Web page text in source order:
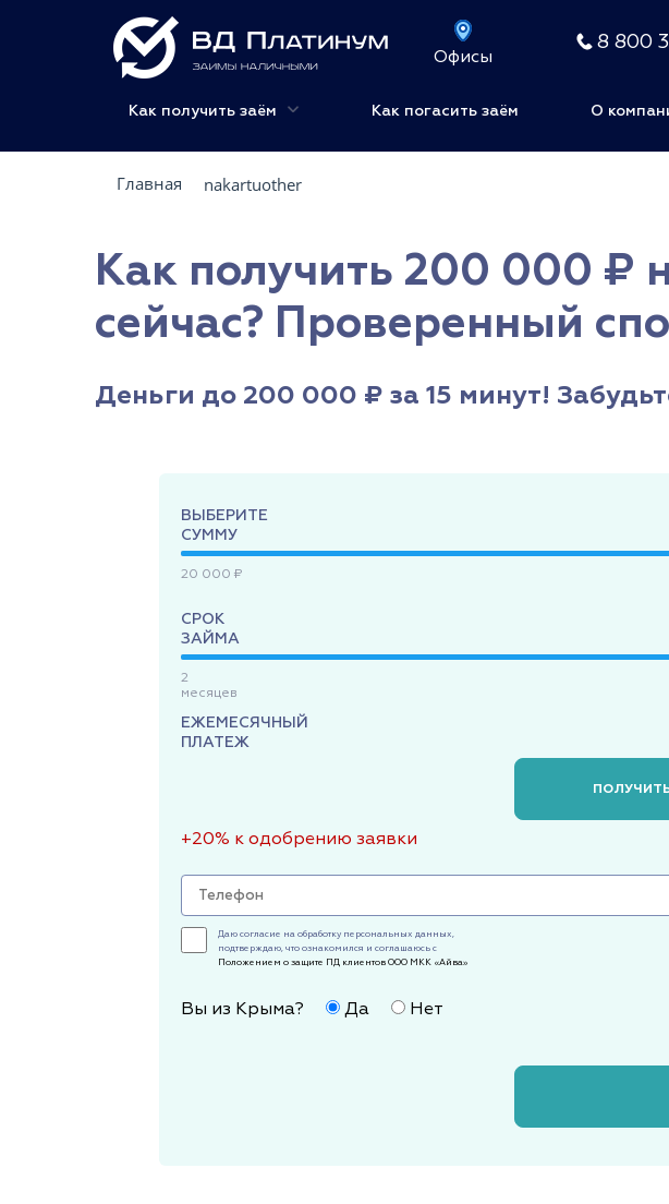
Офисы
8 800
Как получить заём Как погасить заём О
Главная nakartuother
Как получить 200 000 ₽
сейчас? Проверенный
Деньги до 200 000 ₽ за 15 минут!
ВЫБЕРИТЕ
СУММУ
20 000 ₽
СРОК
ЗАЙМА
2
месяцев
ЕЖЕМЕСЯЧНЫЙ
ПЛАТЕЖ
+20% к одобрению заявки
Даю согласие на обработку персональных данных,
подтверждаю, что ознакомился и соглашаюсь с
Положением о защите ПД клиентов ООО МКК «Айва»
Вы из Крыма? Да Нет